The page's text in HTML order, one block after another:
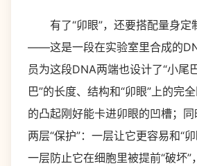
有了“卯眼”，还要搭配量身定
——这是一段在实验室里合成的
员为这段DNA两端也设计了“小尾
巴”的长度、结构和“卯眼”上的完
的凸起刚好能卡进卯眼的凹槽；同
两层“保护”：一层让它更容易和“
一层防止它在细胞里被提前“破坏